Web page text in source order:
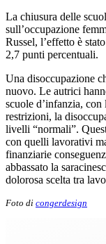
La chiusura delle
sull’occupazione
Russel, l’effetto è
2,7 punti percentuali.
Una disoccupazione
nuovo. Le autrici
scuole d’infanzia,
restrizioni, la
livelli “normali”.
con quelli lavorativi
finanziarie
abbassato la
dolorosa scelta tra
Foto di congerdesign